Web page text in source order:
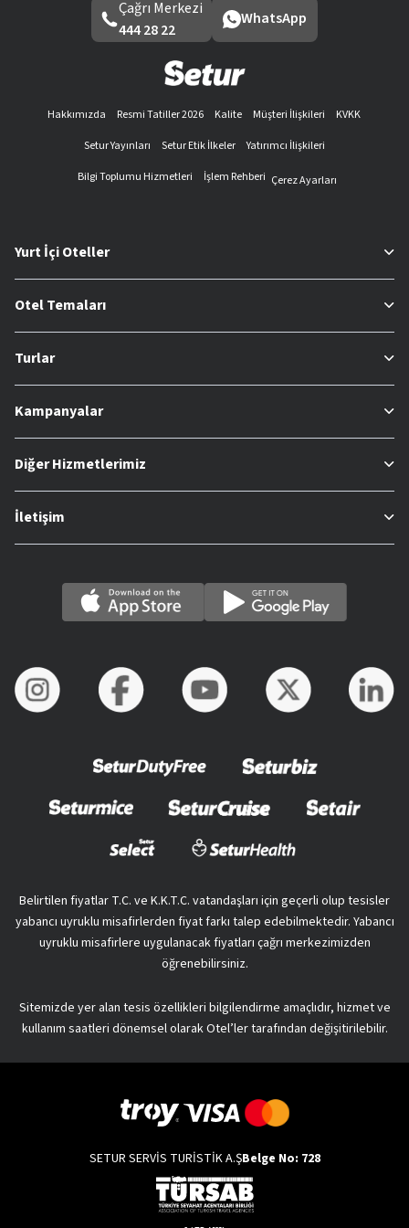
Çağrı Merkezi
444 28 22
WhatsApp
Hakkımızda Resmi Tatiller 2026 Kalite Müşteri İlişkileri
KVKK
Setur Yayınları
Setur Etik İlkeler
Yatırımcı İlişkileri
Bilgi Toplumu Hizmetleri
İşlem Rehberi Çerez Ayarları
Yurt İçi Oteller
Otel Temaları
Turlar
Kampanyalar
Diğer Hizmetlerimiz
İletişim
Belirtilen fiyatlar T.C. ve K.K.T.C. vatandaşları için geçerli olup tesisler
yabancı uyruklu misafirlerden fiyat farkı talep edebilmektedir. Yabancı
uyruklu misafirlere uygulanacak fiyatları çağrı merkezimizden
öğrenebilirsiniz.
Sitemizde yer alan tesis özellikleri bilgilendirme amaçlıdır, hizmet ve
kullanım saatleri dönemsel olarak Otel’ler tarafından değişitirilebilir.
SETUR SERVİS TURİSTİK A.ŞBelge No: 728